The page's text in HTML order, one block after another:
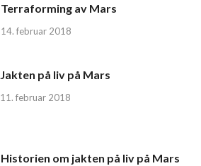
Terraforming av Mars
14. februar 2018
Jakten på liv på Mars
11. februar 2018
Historien om jakten på liv på Mars